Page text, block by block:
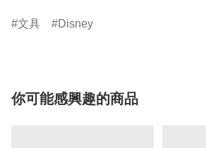
文具 Disney
你可能感興趣的商品